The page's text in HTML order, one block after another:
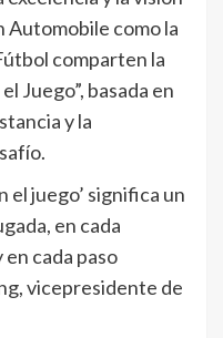
Automobile como la
comparten la
Juego”, basada en
y la
el juego’ significa un
en cada
cada paso
vicepresidente de